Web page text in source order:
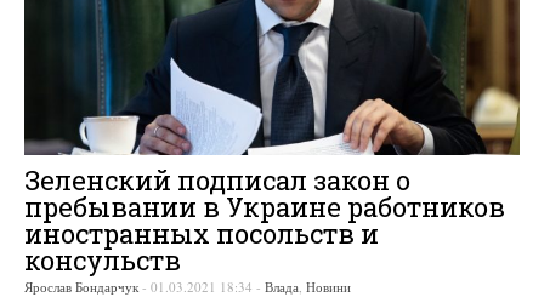
Зеленский подписал закон о
пребывании в Украине работников
иностранных посольств и
консульств
Ярослав Бондарчук - 01.03.2021 18:34 - Влада Новини